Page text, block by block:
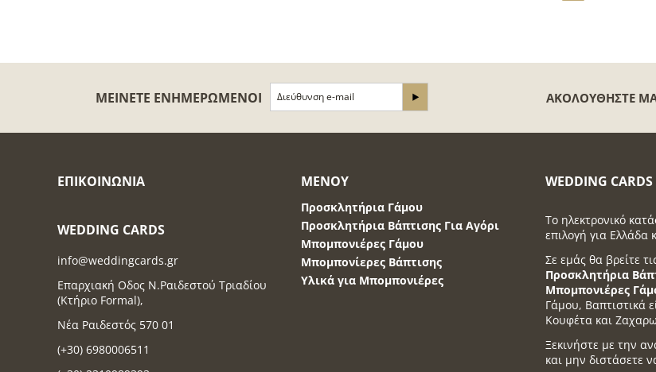
ΜΕΊΝΕΤΕ ΕΝΗΜΕΡΩΜΈΝΟΙ ΑΚΟΛΟΥΘΉΣΤΕ
ΕΠΙΚΟΙΝΩΝΊΑ
WEDDING CARDS
info@weddingcards.gr
Επαρχιακή Οδος Ν.Ραιδεστού Τριαδίου
(Κτήριο Formal),
Νέα Ραιδεστός 570 01
(+30) 6980006511
ΜΕΝΟΎ
Προσκλητήρια Γάμου
Προσκλητήρια Βάπτισης Για Αγόρι
Μπομπονιέρες Γάμου
Μπομπονίερες Βάπτισης
Υλικά για Μπομπονιέρες
WEDDING
Το ηλεκτρονικό
επιλογή για Ελλάδα
Σε εμάς θα βρείτε
Προσκλητήρια
Μπομπονιέρες
Γάμου, Βαπτιστικά
Κουφέτα και
Ξεκινήστε με την
και μην διστάσετε